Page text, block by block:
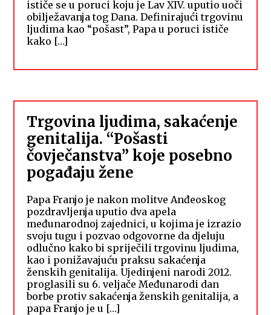
ističe se u poruci koju je Lav XIV. uputio uoči
obilježavanja tog Dana. Definirajući trgovinu
ljudima kao “pošast”, Papa u poruci ističe
kako […]
Trgovina ljudima, sakaćenje
genitalija. “Pošasti
čovječanstva” koje posebno
pogađaju žene
Papa Franjo je nakon molitve Anđeoskog
pozdravljenja uputio dva apela
međunarodnoj zajednici, u kojima je izrazio
svoju tugu i pozvao odgovorne da djeluju
odlučno kako bi spriječili trgovinu ljudima,
kao i ponižavajuću praksu sakaćenja
ženskih genitalija. Ujedinjeni narodi 2012.
proglasili su 6. veljače Međunarodi dan
borbe protiv sakaćenja ženskih genitalija, a
papa Franjo je u […]